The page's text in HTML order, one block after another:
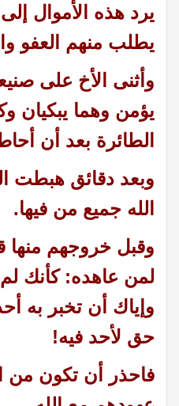
يرد هذه الأموال
يطلب منهم العفو
وأثنى الأخ على
يؤمن وهما يبكيان
الطائرة بعد أن
وبعد دقائق هبطت
الله جميع من فيها.
وقبل خروجهم منها
لمن عاهده: كأنك
وإياك أن تخبر به
حق لأحد فيه!
فاحذر أن تكون من